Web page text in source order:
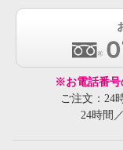
※お電話番号
ご注文：24
24時間